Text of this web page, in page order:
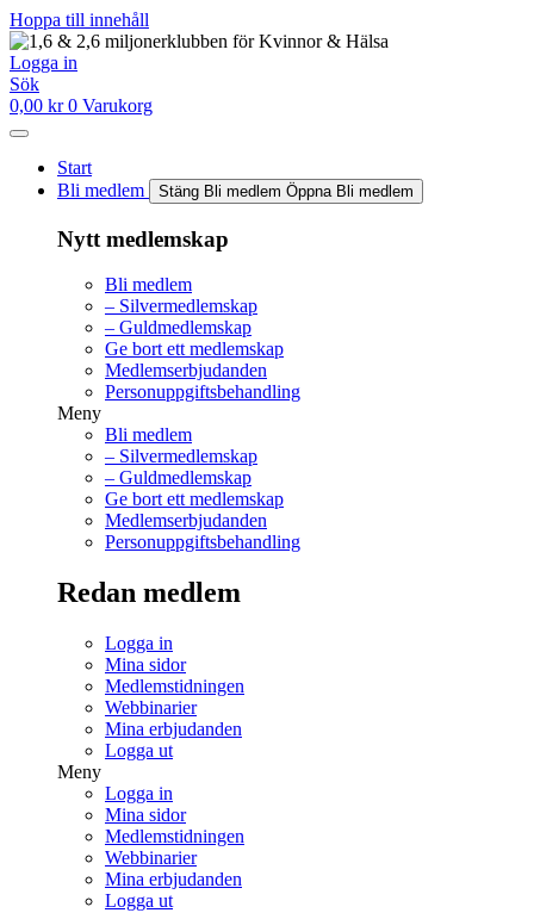
Hoppa till innehåll
Logga in
Sök
0,00 kr 0 Varukorg
Start
Bli medlem
Stäng Bli medlem Öppna Bli medlem
Nytt medlemskap
Bli medlem
– Silvermedlemskap
– Guldmedlemskap
Ge bort ett medlemskap
Medlemserbjudanden
Personuppgiftsbehandling
Meny
Bli medlem
– Silvermedlemskap
– Guldmedlemskap
Ge bort ett medlemskap
Medlemserbjudanden
Personuppgiftsbehandling
Redan medlem
Logga in
Mina sidor
Medlemstidningen
Webbinarier
Mina erbjudanden
Logga ut
Meny
Logga in
Mina sidor
Medlemstidningen
Webbinarier
Mina erbjudanden
Logga ut